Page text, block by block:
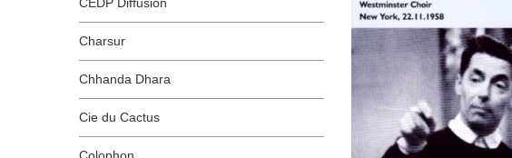
Charsur
Chhanda Dhara
Cie du Cactus